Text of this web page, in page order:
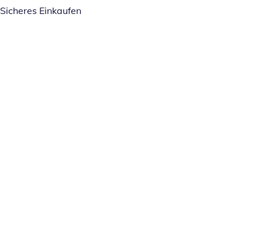
Sicheres Einkaufen